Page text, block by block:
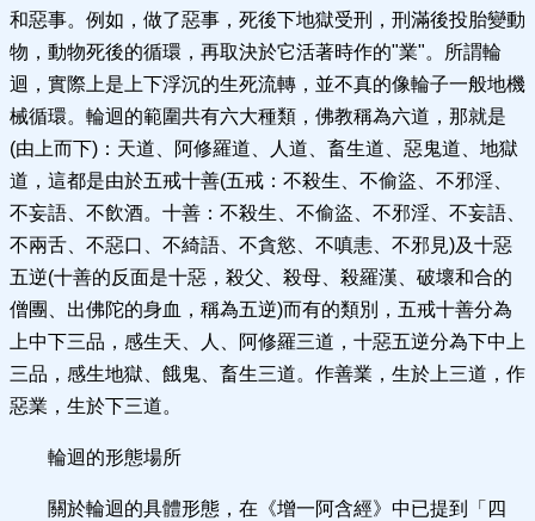
和惡事。例如，做了惡事，死後下地獄受刑，刑滿後投胎變動
物，動物死後的循環，再取決於它活著時作的"業"。所謂輪
迴，實際上是上下浮沉的生死流轉，並不真的像輪子一般地機
械循環。輪迴的範圍共有六大種類，佛教稱為六道，那就是
(由上而下)：天道、阿修羅道、人道、畜生道、惡鬼道、地獄
道，這都是由於五戒十善(五戒：不殺生、不偷盜、不邪淫、
不妄語、不飲酒。十善：不殺生、不偷盜、不邪淫、不妄語、
不兩舌、不惡口、不綺語、不貪慾、不嗔恚、不邪見)及十惡
五逆(十善的反面是十惡，殺父、殺母、殺羅漢、破壞和合的
僧團、出佛陀的身血，稱為五逆)而有的類別，五戒十善分為
上中下三品，感生天、人、阿修羅三道，十惡五逆分為下中上
三品，感生地獄、餓鬼、畜生三道。作善業，生於上三道，作
惡業，生於下三道。
輪迴的形態場所
關於輪迴的具體形態，在《增一阿含經》中已提到「四